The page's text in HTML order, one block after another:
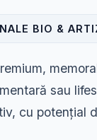
BIO &
sau
cu potențial